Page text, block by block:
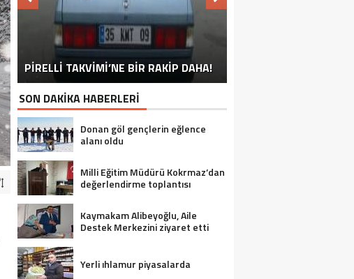
PİRELLİ TAKVİMİ’NE BİR RAKİP DAHA!
EN İYİ ‘KURBAN BAYRAMI’ CAPSLERİ!
BUNU SÖYLEMEYEN ESNAF GÖRDÜNÜZ
MÜ?
FOTOĞRAFLARLA HIZAN
FOTOĞRAFLARLA BITLIS
FOTOĞRAFLARLA TATVAN
FOTOĞRAFLARLA GÜROYMAK
FOTOĞRAFLARLA AHLAT
FOTOĞRAFLARLA ADILCEVAZ
FOTOĞRAFLARLA MUTKI
SON DAKİKA HABERLERİ
Donan göl gençlerin eğlence
alanı oldu
Milli Eğitim Müdürü Kokrmaz’dan
değerlendirme toplantısı
Kaymakam Alibeyoğlu, Aile
Destek Merkezini ziyaret etti
Yerli ıhlamur piyasalarda